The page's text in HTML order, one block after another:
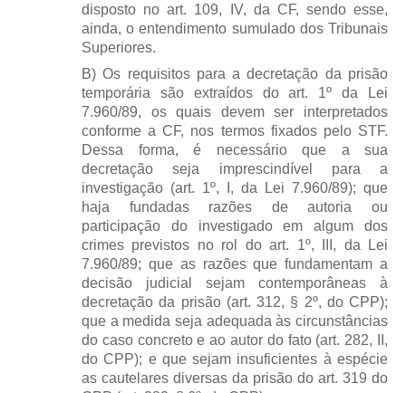
disposto no art. 109, IV, da CF, sendo esse,
ainda, o entendimento sumulado dos Tribunais
Superiores.
B) Os requisitos para a decretação da prisão
temporária são extraídos do art. 1º da Lei
7.960/89, os quais devem ser interpretados
conforme a CF, nos termos fixados pelo STF.
Dessa forma, é necessário que a sua
decretação seja imprescindível para a
investigação (art. 1º, I, da Lei 7.960/89); que
haja fundadas razões de autoria ou
participação do investigado em algum dos
crimes previstos no rol do art. 1º, III, da Lei
7.960/89; que as razões que fundamentam a
decisão judicial sejam contemporâneas à
decretação da prisão (art. 312, § 2º, do CPP);
que a medida seja adequada às circunstâncias
do caso concreto e ao autor do fato (art. 282, II,
do CPP); e que sejam insuficientes à espécie
as cautelares diversas da prisão do art. 319 do